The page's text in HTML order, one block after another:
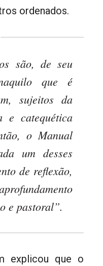
ordenados.
são, de seu
que é
sujeitos da
e catequética
o Manual
um desses
de reflexão,
e pastoral”.
explicou que o